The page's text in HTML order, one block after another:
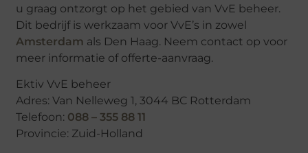
u graag ontzorgt op het gebied van VvE beheer.
Dit bedrijf is werkzaam voor VvE’s in zowel
Amsterdam als Den Haag. Neem contact op voor
meer informatie of offerte-aanvraag.
Ektiv VvE beheer
Adres: Van Nelleweg 1, 3044 BC Rotterdam
Telefoon: 088 – 355 88 11
Provincie: Zuid-Holland